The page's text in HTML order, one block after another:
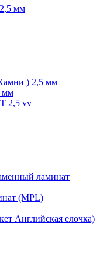
мм
) 2,5 мм
мм
2,5 vv
ламинат
(MPL)
Английская елочка)